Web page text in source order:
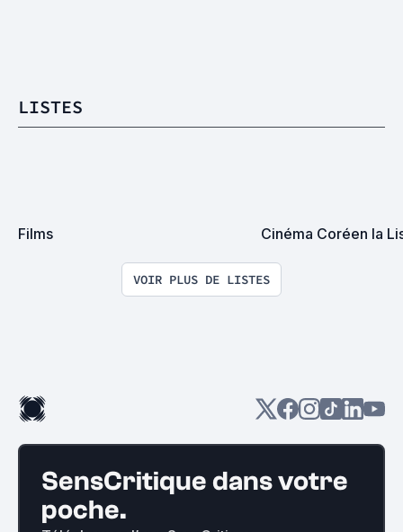
LISTES
Films Cinéma Coréen la
VOIR PLUS DE LISTES
SensCritique dans votre
poche.